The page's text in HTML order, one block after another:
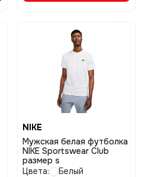
NIKE
Мужская белая футболка
NIKE Sportswear Club
размер s
Цвета:
Белый